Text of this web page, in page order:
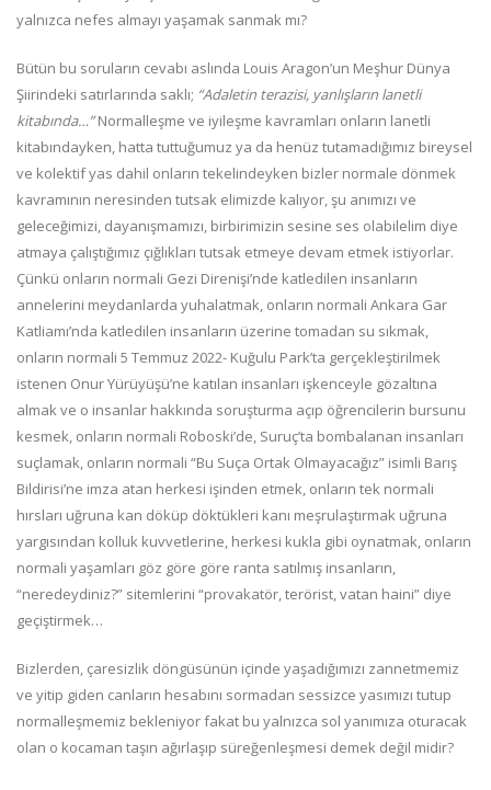
yalnızca nefes almayı yaşamak sanmak mı?
Bütün bu soruların cevabı aslında Louis Aragon’un Meşhur Dünya
Şiirindeki satırlarında saklı; “Adaletin terazisi, yanlışların lanetli
kitabında…”Normalleşme ve iyileşme kavramları onların lanetli
kitabındayken, hatta tuttuğumuz ya da henüz tutamadığımız bireysel
ve kolektif yas dahil onların tekelindeyken bizler normale dönmek
kavramının neresinden tutsak elimizde kalıyor, şu anımızı ve
geleceğimizi, dayanışmamızı, birbirimizin sesine ses olabilelim diye
atmaya çalıştığımız çığlıkları tutsak etmeye devam etmek istiyorlar.
Çünkü onların normali Gezi Direnişi’nde katledilen insanların
annelerini meydanlarda yuhalatmak, onların normali Ankara Gar
Katliamı’nda katledilen insanların üzerine tomadan su sıkmak,
onların normali 5 Temmuz 2022- Kuğulu Park’ta gerçekleştirilmek
istenen Onur Yürüyüşü’ne katılan insanları işkenceyle gözaltına
almak ve o insanlar hakkında soruşturma açıp öğrencilerin bursunu
kesmek, onların normali Roboski’de, Suruç’ta bombalanan insanları
suçlamak, onların normali “Bu Suça Ortak Olmayacağız” isimli Barış
Bildirisi’ne imza atan herkesi işinden etmek, onların tek normali
hırsları uğruna kan döküp döktükleri kanı meşrulaştırmak uğruna
yargısından kolluk kuvvetlerine, herkesi kukla gibi oynatmak, onların
normali yaşamları göz göre göre ranta satılmış insanların,
“neredeydiniz?” sitemlerini “provakatör, terörist, vatan haini” diye
geçiştirmek…
Bizlerden, çaresizlik döngüsünün içinde yaşadığımızı zannetmemiz
ve yitip giden canların hesabını sormadan sessizce yasımızı tutup
normalleşmemiz bekleniyor fakat bu yalnızca sol yanımıza oturacak
olan o kocaman taşın ağırlaşıp süreğenleşmesi demek değil midir?